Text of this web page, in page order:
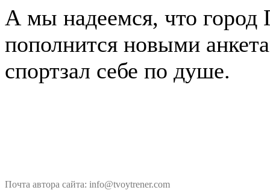
А мы надеемся, что город
пополнится новыми
спортзал себе по душе.
Почта автора сайта: info@tvoytrener.com